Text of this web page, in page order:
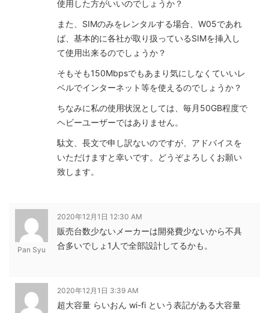
使用した方がいいのでしょうか？
また、SIMのみをレンタルする場合、W05であれ
ば、基本的に各社が取り扱っているSIMを挿入し
て使用出来るのでしょうか？
そもそも150Mbpsでもあまり気にしなくていいレ
ベルでインターネット等を使えるのでしょうか？
ちなみに私の使用状況としては、毎月50GB程度で
ヘビーユーザーではありません。
駄文、長文で申し訳ないのですが、アドバイスを
いただけますと幸いです。どうぞよろしくお願い
致します。
Pan Syu
2020年12月1日 12:30 AM
販売台数少ないメーカーは開発費少ないから不具
合多いでしょ1人で全部設計してるかも。
2020年12月1日 3:39 AM
超大容量 らいおん wi-fi という表記がある大容量